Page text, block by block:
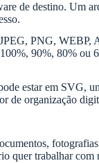
de destino. Um
PNG,
90%, 80% ou
estar em SVG,
de organização
quer trabalhar com